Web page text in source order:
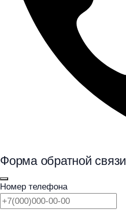
Форма обратной связи
Номер телефона